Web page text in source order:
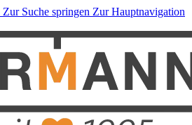
Zur Suche springen Zur Hauptnavigation